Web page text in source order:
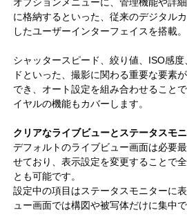
に格納するといった、従来のデジタル
したユーザーインターフェイスを搭載。
シャッタースピード、絞り値、ISO感
ドといった、撮影に関わる重要な要素
でき、オート設定を組み合わせること
イヤルの機能もカバーします。
クリアなライブビューとステータスモ
デフォルトのライブビュー画面は必要
せており、表示設定を変更することで
とも可能です。
設定中の項目はステータスモニターに
ュー画面では構図や被写体だけに集中で